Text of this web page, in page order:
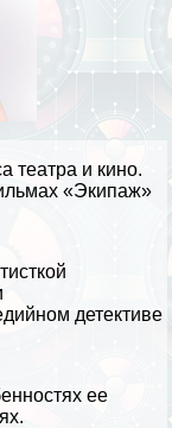
театра и кино.
«Экипаж»
детективе
ее